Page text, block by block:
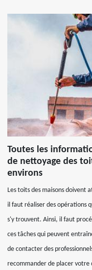
Toutes les
de nettoyage des
environs
Les toits des maisons
il faut réaliser des opérations
s'y trouvent. Ainsi, il faut
ces tâches qui peuvent
de contacter des
recommander de placer votre